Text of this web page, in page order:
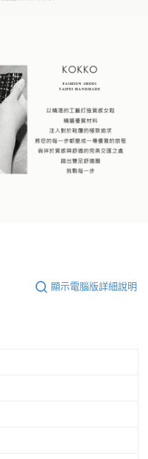
顯示電腦版詳細說明